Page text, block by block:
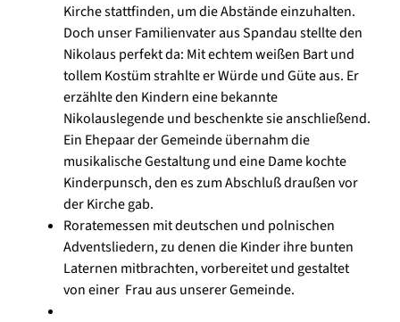
Kirche stattfinden, um die Abstände einzuhalten.
Doch unser Familienvater aus Spandau stellte den
Nikolaus perfekt da: Mit echtem weißen Bart und
tollem Kostüm strahlte er Würde und Güte aus. Er
erzählte den Kindern eine bekannte
Nikolauslegende und beschenkte sie anschließend.
Ein Ehepaar der Gemeinde übernahm die
musikalische Gestaltung und eine Dame kochte
Kinderpunsch, den es zum Abschluß draußen vor
der Kirche gab.
Roratemessen mit deutschen und polnischen
Adventsliedern, zu denen die Kinder ihre bunten
Laternen mitbrachten, vorbereitet und gestaltet
von einer Frau aus unserer Gemeinde.